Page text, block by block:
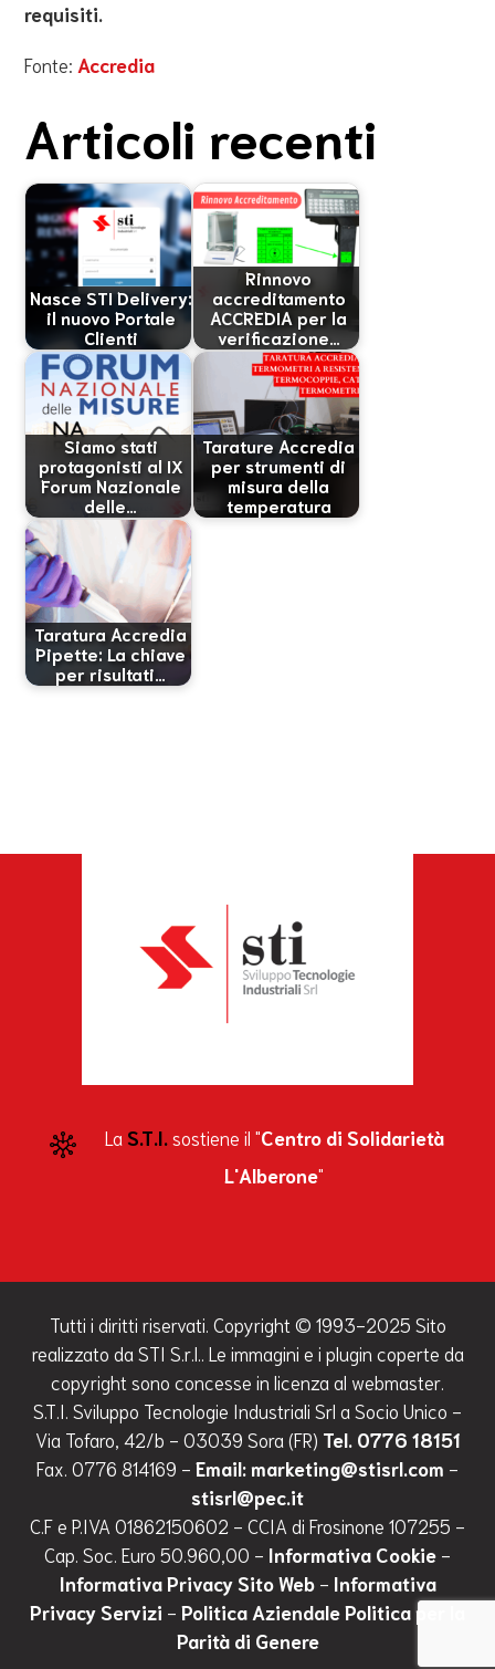
requisiti.
Fonte: Accredia
Articoli recenti
Nasce STI Delivery:
il nuovo Portale
Clienti
Rinnovo
accreditamento
ACCREDIA per la
verificazione…
Siamo stati
protagonisti al IX
Forum Nazionale
delle…
Tarature Accredia
per strumenti di
misura della
temperatura
Taratura Accredia
Pipette: La chiave
per risultati…
La S.T.I. sostiene il "Centro di Solidarietà
L'Alberone"
Tutti i diritti riservati. Copyright © 1993-2025 Sito
realizzato da STI S.r.l.. Le immagini e i plugin coperte da
copyright sono concesse in licenza al webmaster.
S.T.I. Sviluppo Tecnologie Industriali Srl a Socio Unico -
Via Tofaro, 42/b - 03039 Sora (FR) Tel. 0776 18151
Fax. 0776 814169 - Email: marketing@stisrl.com -
stisrl@pec.it
C.F e P.IVA 01862150602 - CCIA di Frosinone 107255 -
Cap. Soc. Euro 50.960,00 - Informativa Cookie -
Informativa Privacy Sito Web- Informativa
Privacy Servizi - Politica AziendalePolitica per la
Parità di Genere